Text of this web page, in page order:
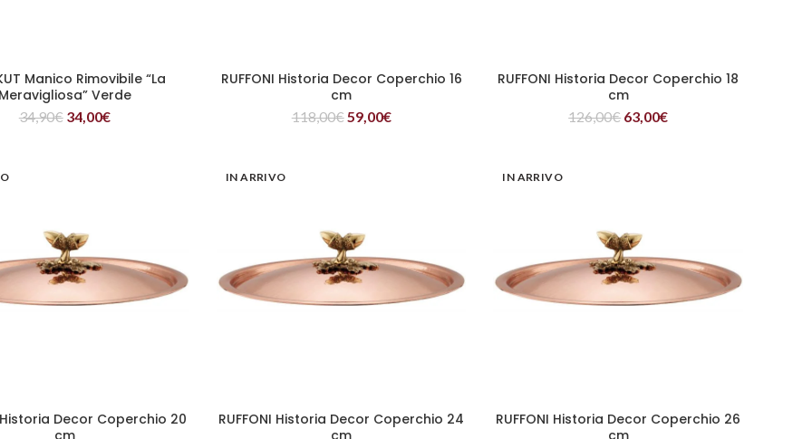
LEGGI TUTTO
Manico Rimovibile “La
Meravigliosa” Verde
34,90€ 34,00€
LEGGI TUTTO
RUFFONI Historia Decor Coperchio 16
cm
118,00€59,00€
LEGGI TUTTO
RUFFONI Historia Decor Coperchio 18
cm
126,00€ 63,00€
LEGGI TUTTO
Historia Decor Coperchio 20
IN ARRIVO
LEGGI TUTTO
RUFFONI Historia Decor Coperchio 24
IN ARRIVO
LEGGI TUTTO
RUFFONI Historia Decor Coperchio 26